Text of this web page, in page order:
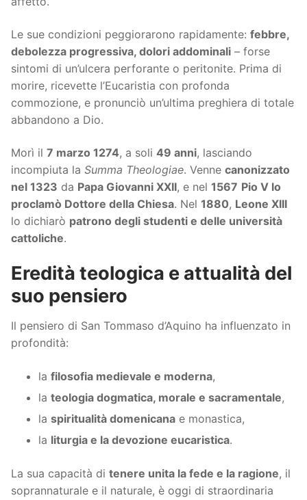
Le sue condizioni peggiorarono rapidamente: febbre,
debolezza progressiva, dolori addominali – forse
sintomi di un’ulcera perforante o peritonite. Prima di
morire, ricevette l’Eucaristia con profonda
commozione, e pronunciò un’ultima preghiera di totale
abbandono a Dio.
Morì il 7 marzo 1274, a soli 49 anni, lasciando
incompiuta la Summa Theologiae. Venne canonizzato
nel 1323 da Papa Giovanni XXII, e nel 1567 Pio V lo
proclamò Dottore della Chiesa. Nel 1880, Leone XIII
lo dichiarò patrono degli studenti e delle università
cattoliche.
Eredità teologica e attualità del
suo pensiero
Il pensiero di San Tommaso d’Aquino ha influenzato in
profondità:
la filosofia medievale e moderna,
la teologia dogmatica, morale e sacramentale,
la spiritualità domenicana e monastica,
la liturgia e la devozione eucaristica.
La sua capacità di tenere unita la fede e la ragione, il
soprannaturale e il naturale, è oggi di straordinaria